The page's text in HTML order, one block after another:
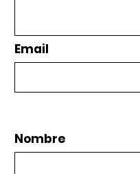
Email
Nombre